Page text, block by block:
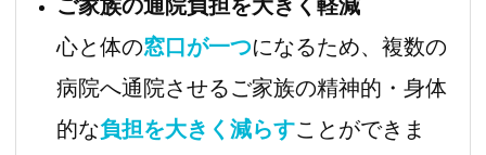
心と体の窓口が一つになるため、複数の
病院へ通院させるご家族の精神的・身体
的な負担を大きく減らすことができま